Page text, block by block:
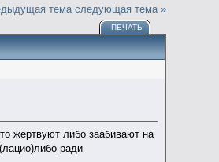
тема следующая тема »
ПЕЧАТЬ
жертвуют либо заабивают на
ради